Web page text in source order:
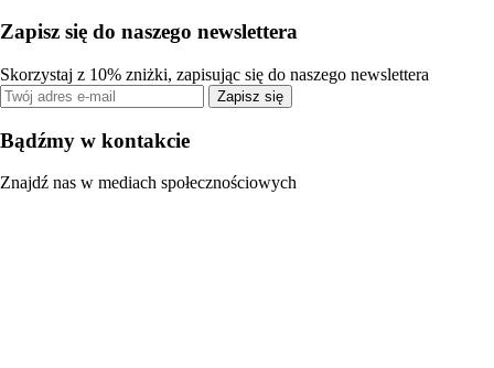
Zapisz się do naszego newslettera
Skorzystaj z 10% zniżki, zapisując się do naszego newslettera
Zapisz się
Bądźmy w kontakcie
Znajdź nas w mediach społecznościowych